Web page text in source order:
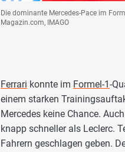
Die dominante Mercedes-Pace im
Magazin.com, IMAGO
Ferrari konnte im Formel-1-
einem starken
Mercedes keine Chance.
knapp schneller als Leclerc.
Fahrern geschlagen geben.